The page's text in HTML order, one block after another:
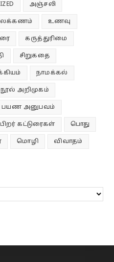
அஞ்சலி
உணவு
கருத்துரிமை
சிறுகதை
நாமக்கல்
நூல் அறிமுகம்
பயண அனுபவம்
பிறர் கட்டுரைகள் பொது
மொழி விவாதம்